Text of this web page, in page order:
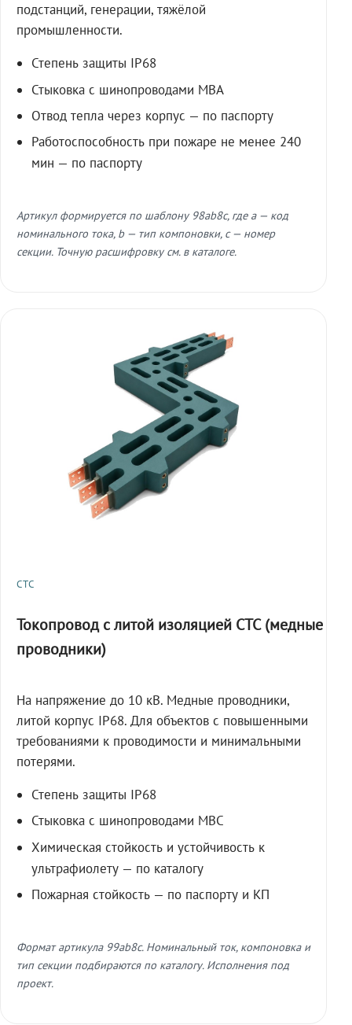
подстанций, генерации, тяжёлой
промышленности.
Степень защиты IP68
Стыковка с шинопроводами МВА
Отвод тепла через корпус — по паспорту
Работоспособность при пожаре не менее 240
мин — по паспорту
Артикул формируется по шаблону 98ab8c, где a — код
номинального тока, b — тип компоновки, c — номер
секции. Точную расшифровку см. в каталоге.
СТС
Токопровод с литой изоляцией СТС (медные
проводники)
На напряжение до 10 кВ. Медные проводники,
литой корпус IP68. Для объектов с повышенными
требованиями к проводимости и минимальными
потерями.
Степень защиты IP68
Стыковка с шинопроводами МВС
Химическая стойкость и устойчивость к
ультрафиолету — по каталогу
Пожарная стойкость — по паспорту и КП
Формат артикула 99ab8c. Номинальный ток, компоновка и
тип секции подбираются по каталогу. Исполнения под
проект.